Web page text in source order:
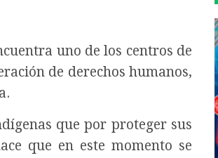
uno de los centros de
de derechos humanos,
que por proteger sus
que en este momento se